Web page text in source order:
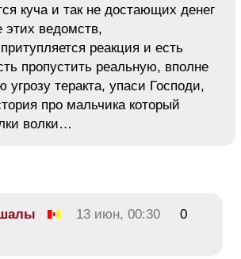
куча и так не достающих денег
этих ведомств,
реакция и есть
пропустить реальную, вполне
угрозу теракта, упаси Господи,
про мальчика который
волки…
13 июн, 00:30
0